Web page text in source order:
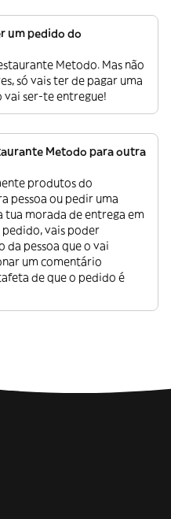
um pedido do
Metodo. Mas não
só vais ter de pagar uma
vai ser-te entregue!
Metodo para outra
produtos do
pessoa ou pedir uma
tua morada de entrega em
pedido, vais poder
da pessoa que o vai
um comentário
de que o pedido é